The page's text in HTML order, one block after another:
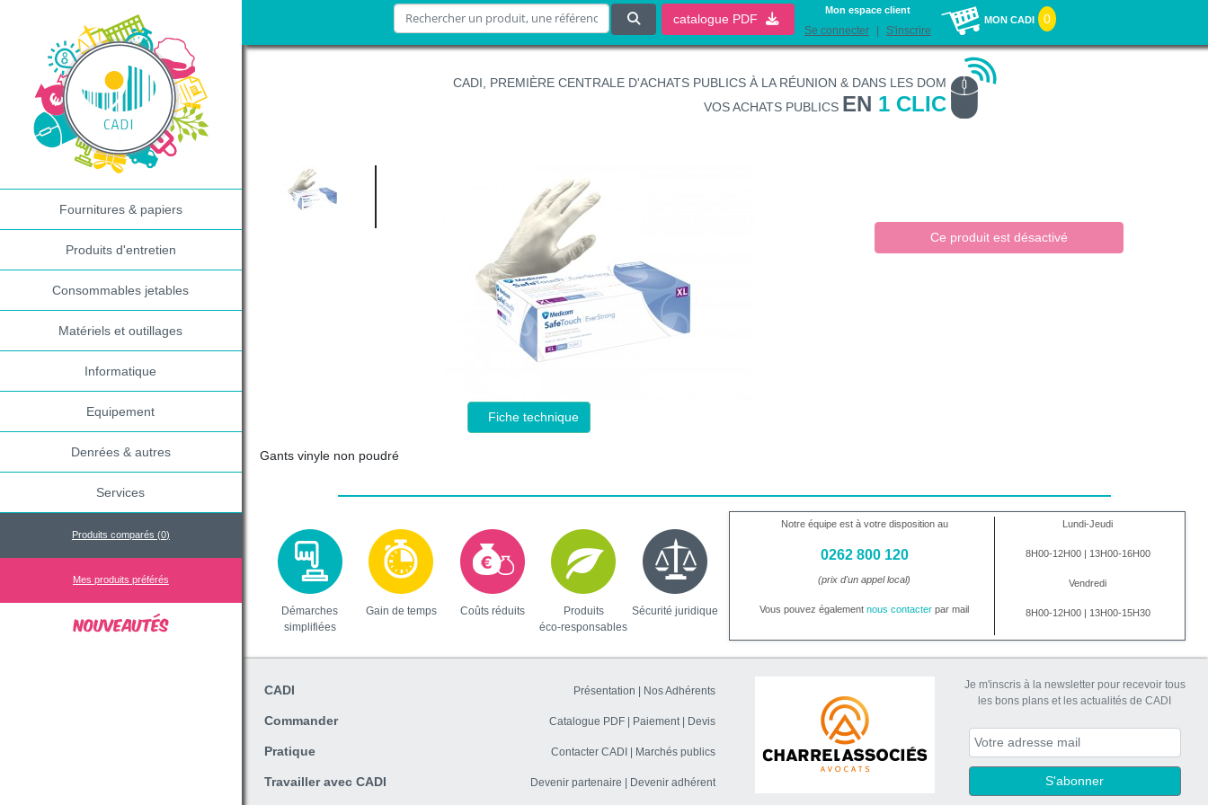
Fournitures & papiers
Produits d'entretien
Consommables jetables
Matériels et outillages
Informatique
Equipement
Denrées & autres
Services
Produits comparés (0)
Mes produits préférés
catalogue PDF
Mon espace client
Se connecter S'inscrire
MON CADI 0
CADI, PREMIÈRE CENTRALE D'ACHATS PUBLICS À LA RÉUNION & DANS LES DOM
VOS ACHATS PUBLICS EN 1 CLIC
Fiche technique
Gants vinyle non poudré
Ce produit est désactivé
Démarches
simplifiées
Gain de temps Coûts réduits
Produits
éco-responsables
Sécurité juridique
Notre équipe est à votre disposition au
0262 800 120
(prix d'un appel local)
Vous pouvez égalementnous contacter par mail
Lundi-Jeudi
8H00-12H00 | 13H00-16H00
Vendredi
8H00-12H00 | 13H00-15H30
CADI Présentation Nos Adhérents
Commander Catalogue PDF Paiement Devis
Pratique Contacter CADI Marchés publics
Travailler avec CADI Devenir partenaire Devenir adhérent
Je m'inscris à la newsletter pour recevoir tous
les bons plans et les actualités de CADI
S'abonner